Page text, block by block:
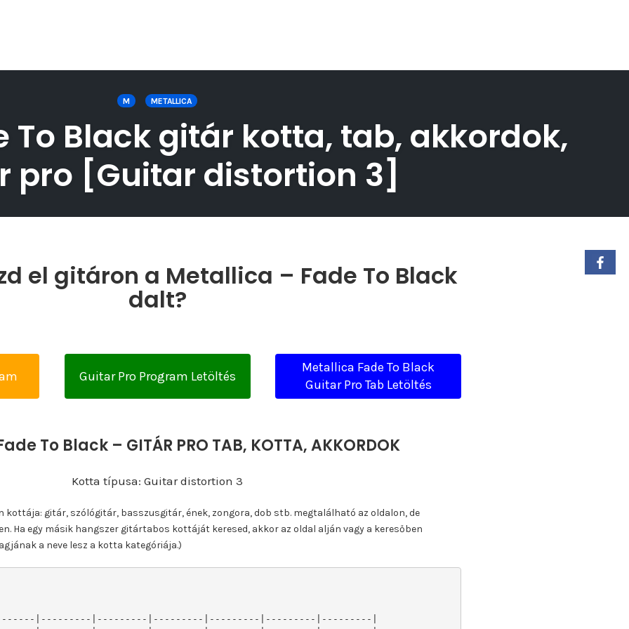
M METALLICA
To Black gitár kotta, tab, akkordok,
pro [Guitar distortion 3]
el gitáron a Metallica – Fade To Black
dalt?
Guitar Pro Program Letöltés
Metallica Fade To Black
Guitar Pro Tab Letöltés
To Black – GITÁR PRO TAB, KOTTA, AKKORDOK
Kotta típusa: Guitar distortion 3
kottája: gitár, szólógitár, basszusgitár, ének, zongora, dob stb. megtalálható az oldalon, de
Ha egy másik hangszer gitártabos kottáját keresed, akkor az oldal alján vagy a keresőben
a neve lesz a kotta kategóriája.)